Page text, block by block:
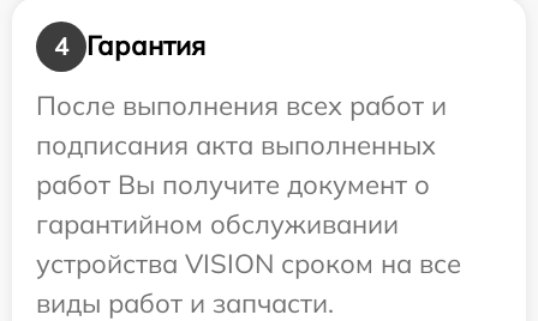
4
Гарантия
После выполнения всех работ и
подписания акта выполненных
работ Вы получите документ о
гарантийном обслуживании
устройства VISION сроком на все
виды работ и запчасти.